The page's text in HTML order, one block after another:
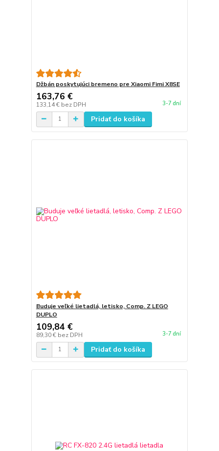
Džbán poskytujúci bremeno pre Xiaomi Fimi X8SE
163,76 €
133,14 € bez DPH 3-7 dní
Pridať do košíka
Buduje veľké lietadlá, letisko, Comp. Z LEGO
DUPLO
109,84 €
89,30 € bez DPH 3-7 dní
Pridať do košíka